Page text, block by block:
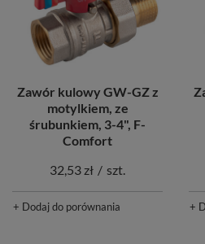
Zawór kulowy GW-GZ z
motylkiem, ze
śrubunkiem, 3-4", F-
Comfort
32,53 zł / szt.
+ Dodaj do porównania +